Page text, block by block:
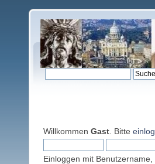
Willkommen Gast . Bitte
Einloggen mit